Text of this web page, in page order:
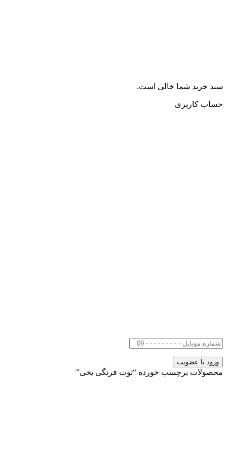
سبد خرید شما خالی است.
حساب کاربری
محصولات برچسب خورده “توت فرنگی یخی”